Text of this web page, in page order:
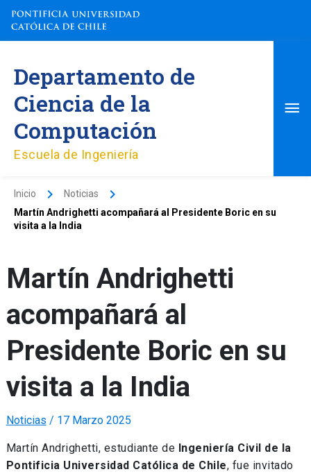
contenido
Departamento de
Ciencia de la
Computación
Escuela de Ingeniería
Inicio
Noticias
Martín Andrighetti acompañará al Presidente Boric en su
visita a la India
Martín Andrighetti
acompañará al
Presidente Boric en su
visita a la India
Noticias / 17 Marzo 2025
Martín Andrighetti, estudiante de Ingeniería Civil de la
Pontificia Universidad Católica de Chile, fue invitado